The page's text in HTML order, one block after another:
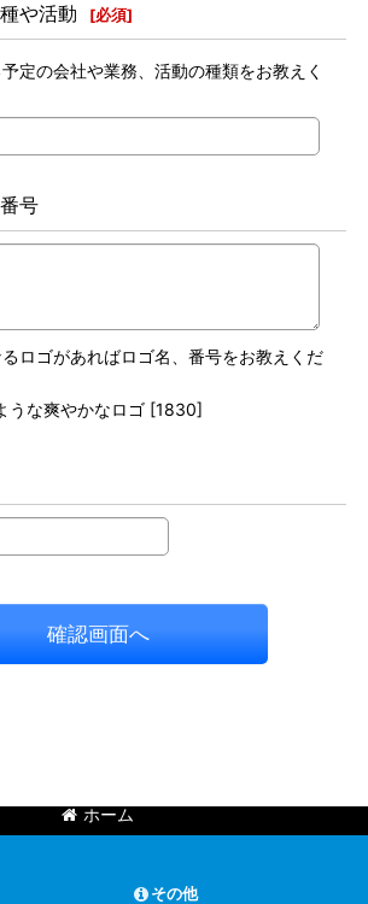
や活動 [必須]
定の会社や業務、活動の種類をお教えく
号
ロゴがあればロゴ名、番号をお教えくだ
うな爽やかなロゴ [1830]
確認画面へ
ホーム
その他